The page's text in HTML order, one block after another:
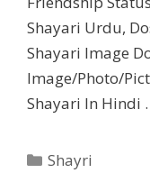
Shayari Urdu,
Shayari Image
Image/Photo/
Shayari In Hindi
Categories
Shayri